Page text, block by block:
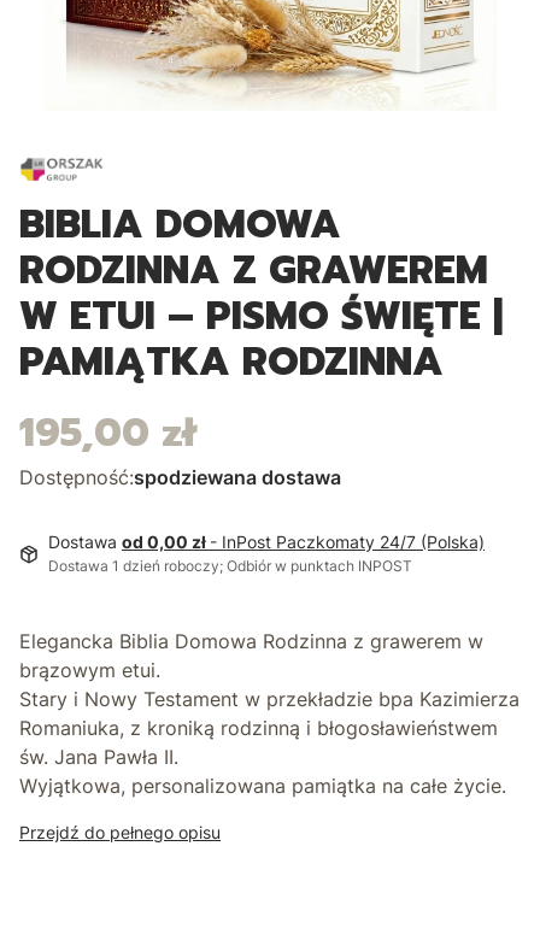
BIBLIA DOMOWA
RODZINNA Z GRAWEREM
W ETUI – PISMO ŚWIĘTE |
PAMIĄTKA RODZINNA
Cena
195,00 zł
Dostępność:spodziewana dostawa
Dostawa od 0,00 zł - InPost Paczkomaty 24/7 (Polska)
Dostawa 1 dzień roboczy; Odbiór w punktach INPOST
Elegancka Biblia Domowa Rodzinna z grawerem w
brązowym etui.
Stary i Nowy Testament w przekładzie bpa Kazimierza
Romaniuka, z kroniką rodzinną i błogosławieństwem
św. Jana Pawła II.
Wyjątkowa, personalizowana pamiątka na całe życie.
Przejdź do pełnego opisu